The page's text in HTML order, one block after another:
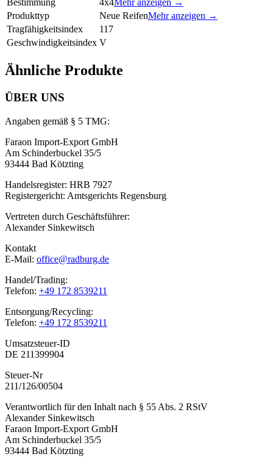
Bestimmung
4x4Mehr anzeigen →
Produkttyp
Neue ReifenMehr anzeigen →
Tragfähigkeitsindex
117
Geschwindigkeitsindex V
Ähnliche Produkte
ÜBER UNS
Angaben gemäß § 5 TMG:
Faraon Import-Export GmbH
Am Schinderbuckel 35/5
93444 Bad Kötzting
Handelsregister: HRB 7927
Registergericht: Amtsgerichts Regensburg
Vertreten durch Geschäftsführer:
Alexander Sinkewitsch
Kontakt
E-Mail: office@radburg.de
Handel/Trading:
Telefon: +49 172 8539211
Entsorgung/Recycling:
Telefon: +49 172 8539211
Umsatzsteuer-ID
DE 211399904
Steuer-Nr
211/126/00504
Verantwortlich für den Inhalt nach § 55 Abs. 2 RStV
Alexander Sinkewitsch
Faraon Import-Export GmbH
Am Schinderbuckel 35/5
93444 Bad Kötzting